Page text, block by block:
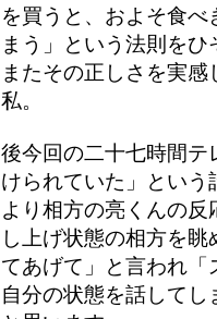
を買うと、およそ食
まう」という法則を
またその正しさを実
私。
後今回の二十七時間テ
けられていた」とい
より相方の亮くんの
し上げ状態の相方を
てあげて」と言われ
自分の状態を話して